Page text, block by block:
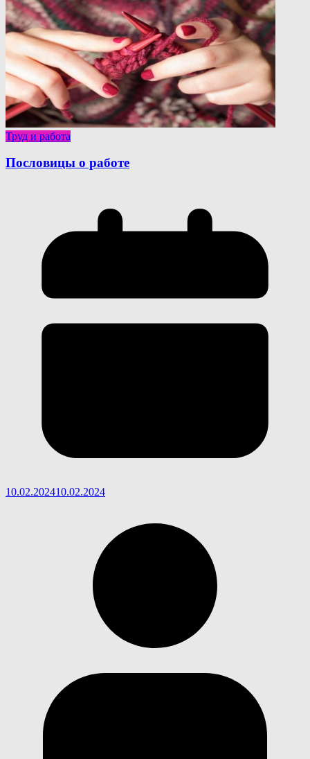
Труд и работа
Пословицы о работе
10.02.202410.02.2024